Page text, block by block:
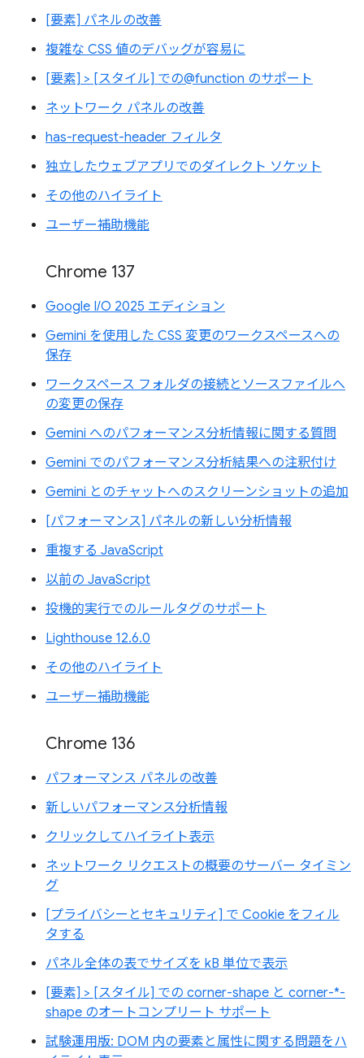
[要素] パネルの改善
複雑な CSS 値のデバッグが容易に
[要素] > [スタイル] での@function のサポート
ネットワーク パネルの改善
has-request-header フィルタ
独立したウェブアプリでのダイレクト ソケット
その他のハイライト
ユーザー補助機能
Chrome 137
Google I/O 2025 エディション
Gemini を使用した CSS 変更のワークスペースへの
保存
ワークスペース フォルダの接続とソースファイルへ
の変更の保存
Gemini へのパフォーマンス分析情報に関する質問
Gemini でのパフォーマンス分析結果への注釈付け
Gemini とのチャットへのスクリーンショットの追加
[パフォーマンス] パネルの新しい分析情報
重複する JavaScript
以前の JavaScript
投機的実行でのルールタグのサポート
Lighthouse 12.6.0
その他のハイライト
ユーザー補助機能
Chrome 136
パフォーマンス パネルの改善
新しいパフォーマンス分析情報
クリックしてハイライト表示
ネットワーク リクエストの概要のサーバー タイミン
グ
[プライバシーとセキュリティ] で Cookie をフィル
タする
パネル全体の表でサイズを kB 単位で表示
[要素] > [スタイル] での corner-shape と corner-*-
shape のオートコンプリート サポート
試験運用版: DOM 内の要素と属性に関する問題をハ